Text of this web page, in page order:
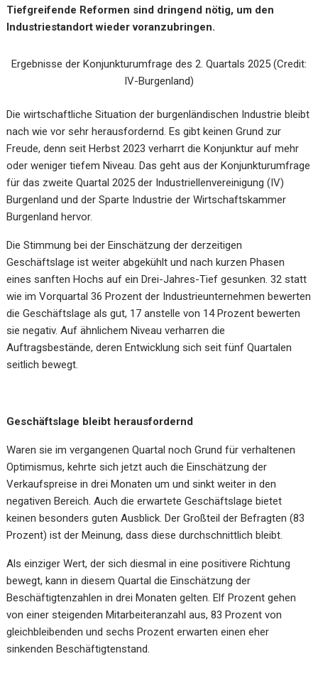
Tiefgreifende Reformen sind dringend nötig, um den
Industriestandort wieder voranzubringen.
Ergebnisse der Konjunkturumfrage des 2. Quartals 2025 (Credit:
IV-Burgenland)
Die wirtschaftliche Situation der burgenländischen Industrie bleibt
nach wie vor sehr herausfordernd. Es gibt keinen Grund zur
Freude, denn seit Herbst 2023 verharrt die Konjunktur auf mehr
oder weniger tiefem Niveau. Das geht aus der Konjunkturumfrage
für das zweite Quartal 2025 der Industriellenvereinigung (IV)
Burgenland und der Sparte Industrie der Wirtschaftskammer
Burgenland hervor.
Die Stimmung bei der Einschätzung der derzeitigen
Geschäftslage ist weiter abgekühlt und nach kurzen Phasen
eines sanften Hochs auf ein Drei-Jahres-Tief gesunken. 32 statt
wie im Vorquartal 36 Prozent der Industrieunternehmen bewerten
die Geschäftslage als gut, 17 anstelle von 14 Prozent bewerten
sie negativ. Auf ähnlichem Niveau verharren die
Auftragsbestände, deren Entwicklung sich seit fünf Quartalen
seitlich bewegt.
Geschäftslage bleibt herausfordernd
Waren sie im vergangenen Quartal noch Grund für verhaltenen
Optimismus, kehrte sich jetzt auch die Einschätzung der
Verkaufspreise in drei Monaten um und sinkt weiter in den
negativen Bereich. Auch die erwartete Geschäftslage bietet
keinen besonders guten Ausblick. Der Großteil der Befragten (83
Prozent) ist der Meinung, dass diese durchschnittlich bleibt.
Als einziger Wert, der sich diesmal in eine positivere Richtung
bewegt, kann in diesem Quartal die Einschätzung der
Beschäftigtenzahlen in drei Monaten gelten. Elf Prozent gehen
von einer steigenden Mitarbeiteranzahl aus, 83 Prozent von
gleichbleibenden und sechs Prozent erwarten einen eher
sinkenden Beschäftigtenstand.